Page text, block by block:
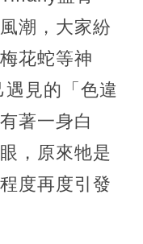
潮，大家紛
花蛇等神
見的「色違
著一身白
，原來牠是
度再度引發